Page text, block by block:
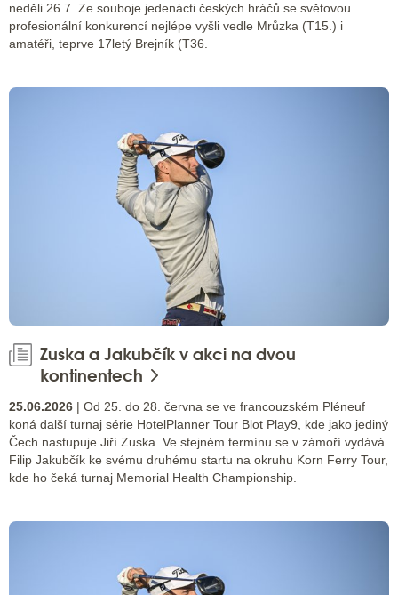
neděli 26.7. Ze souboje jedenácti českých hráčů se světovou
profesionální konkurencí nejlépe vyšli vedle Mrůzka (T15.) i
amatéři, teprve 17letý Brejník (T36.
Zuska a Jakubčík v akci na dvou
kontinentech
25.06.2026 | Od 25. do 28. června se ve francouzském Pléneuf
koná další turnaj série HotelPlanner Tour Blot Play9, kde jako jediný
Čech nastupuje Jiří Zuska. Ve stejném termínu se v zámoří vydává
Filip Jakubčík ke svému druhému startu na okruhu Korn Ferry Tour,
kde ho čeká turnaj Memorial Health Championship.